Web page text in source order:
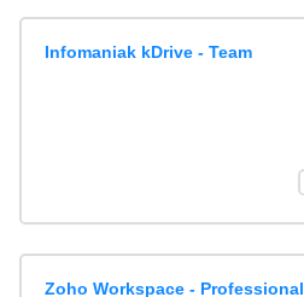
Infomaniak kDrive - Team
Zoho Workspace - Professional